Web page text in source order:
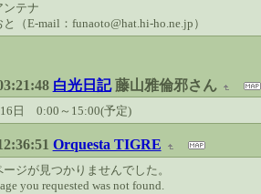
ンテナ
（E-mail：funaoto@hat.hi-ho.ne.jp）
白光日記 藤山雅倫邪さん
16日 0:00～15:00(予定)
Orquesta TIGRE
ジが見つかりませんでした。
you requested was not found.